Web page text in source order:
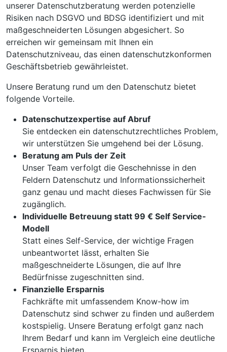
unserer Datenschutzberatung werden potenzielle
Risiken nach DSGVO und BDSG identifiziert und mit
maßgeschneiderten Lösungen abgesichert. So
erreichen wir gemeinsam mit Ihnen ein
Datenschutzniveau, das einen datenschutzkonformen
Geschäftsbetrieb gewährleistet.
Unsere Beratung rund um den Datenschutz bietet
folgende Vorteile.
Datenschutzexpertise auf Abruf
Sie entdecken ein datenschutzrechtliches Problem,
wir unterstützen Sie umgehend bei der Lösung.
Beratung am Puls der Zeit
Unser Team verfolgt die Geschehnisse in den
Feldern Datenschutz und Informationssicherheit
ganz genau und macht dieses Fachwissen für Sie
zugänglich.
Individuelle Betreuung statt 99 € Self Service-
Modell
Statt eines Self-Service, der wichtige Fragen
unbeantwortet lässt, erhalten Sie
maßgeschneiderte Lösungen, die auf Ihre
Bedürfnisse zugeschnitten sind.
Finanzielle Ersparnis
Fachkräfte mit umfassendem Know-how im
Datenschutz sind schwer zu finden und außerdem
kostspielig. Unsere Beratung erfolgt ganz nach
Ihrem Bedarf und kann im Vergleich eine deutliche
Ersparnis bieten.